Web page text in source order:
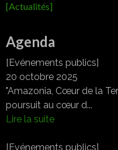
[Actualités]
Agenda
[Evénements publics]
20 octobre 2025
"Amazonia, Cœur de la
poursuit au cœur d...
Lire la suite
[Evénements publics]